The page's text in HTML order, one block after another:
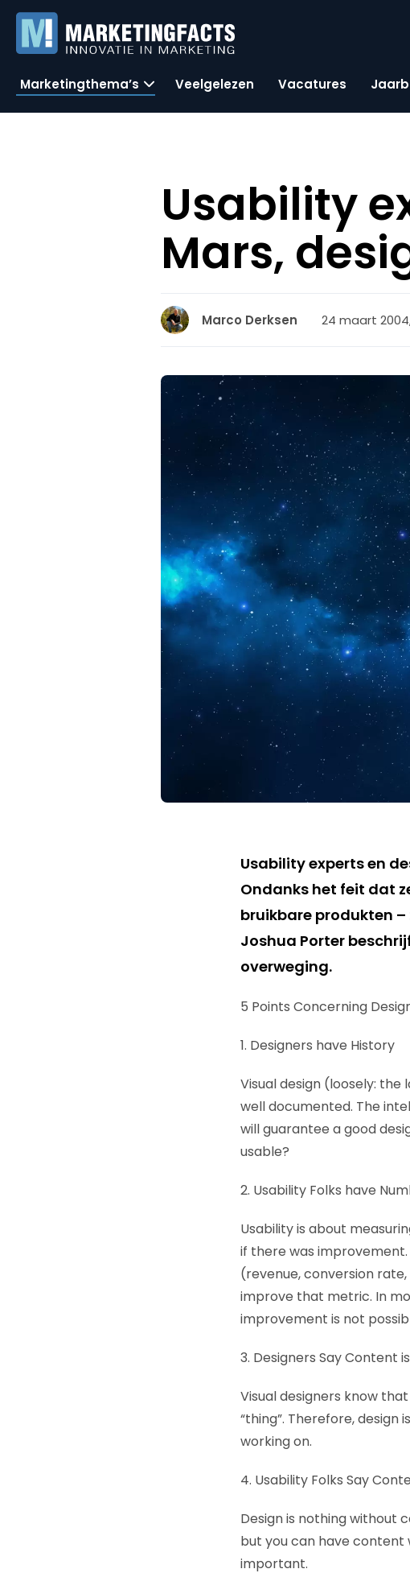
Marketingthema’s Veelgelezen Vacatures
Usability
Mars,
Marco Derksen 24 maart
Usability experts en
Ondanks het feit dat
bruikbare produkten
Joshua Porter
overweging.
5 Points Concerning
1. Designers have History
Visual design (loosely:
well documented. The
will guarantee a good
usable?
2. Usability Folks have
Usability is about
if there was
(revenue, conversion
improve that metric. In
improvement is not
3. Designers Say Content
Visual designers know
“thing”. Therefore,
working on.
4. Usability Folks Say
Design is nothing without
but you can have content
important.